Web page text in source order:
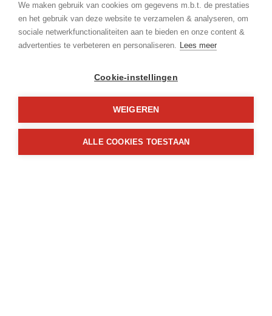
Beschikbaar vanaf:
Onmiddellijk
Type constructie:
We maken gebruik van cookies om gegevens m.b.t. de prestaties
en het gebruik van deze website te verzamelen & analyseren, om
sociale netwerkfunctionaliteiten aan te bieden en onze content &
advertenties te verbeteren en personaliseren. Lees meer
Cookie-instellingen
WEIGEREN
ALLE COOKIES TOESTAAN